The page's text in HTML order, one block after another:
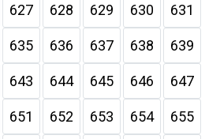
627 628 629 630 631
635 636 637 638 639
643 644 645 646 647
651 652 653 654 655